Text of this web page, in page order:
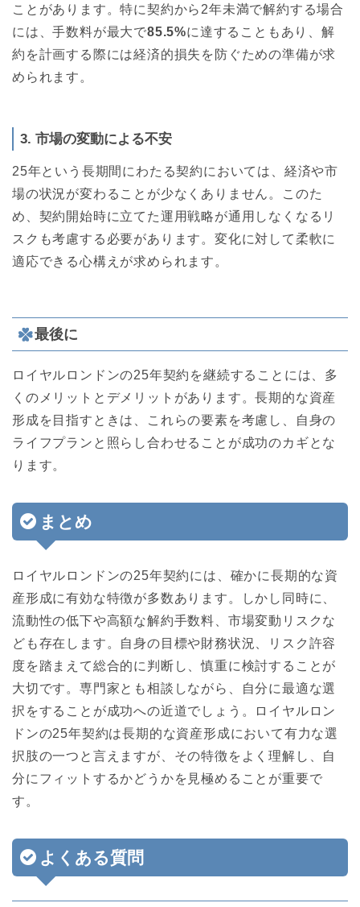
ことがあります。特に契約から2年未満で解約する場合
には、手数料が最大で85.5%に達することもあり、解
約を計画する際には経済的損失を防ぐための準備が求
められます。
3. 市場の変動による不安
25年という長期間にわたる契約においては、経済や市
場の状況が変わることが少なくありません。このた
め、契約開始時に立てた運用戦略が通用しなくなるリ
スクも考慮する必要があります。変化に対して柔軟に
適応できる心構えが求められます。
最後に
ロイヤルロンドンの25年契約を継続することには、多
くのメリットとデメリットがあります。長期的な資産
形成を目指すときは、これらの要素を考慮し、自身の
ライフプランと照らし合わせることが成功のカギとな
ります。
まとめ
ロイヤルロンドンの25年契約には、確かに長期的な資
産形成に有効な特徴が多数あります。しかし同時に、
流動性の低下や高額な解約手数料、市場変動リスクな
ども存在します。自身の目標や財務状況、リスク許容
度を踏まえて総合的に判断し、慎重に検討することが
大切です。専門家とも相談しながら、自分に最適な選
択をすることが成功への近道でしょう。ロイヤルロン
ドンの25年契約は長期的な資産形成において有力な選
択肢の一つと言えますが、その特徴をよく理解し、自
分にフィットするかどうかを見極めることが重要で
す。
よくある質問